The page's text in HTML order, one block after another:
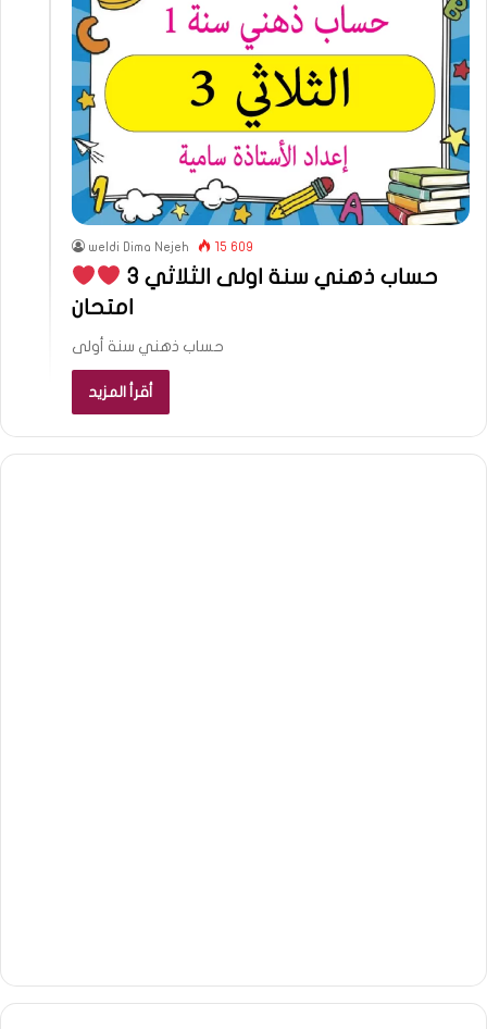
weldi Dima Nejeh 15 609
حساب ذهني سنة اولى الثلاثي 3
امتحان
حساب ذهني سنة أولى
أقرأ المزيد